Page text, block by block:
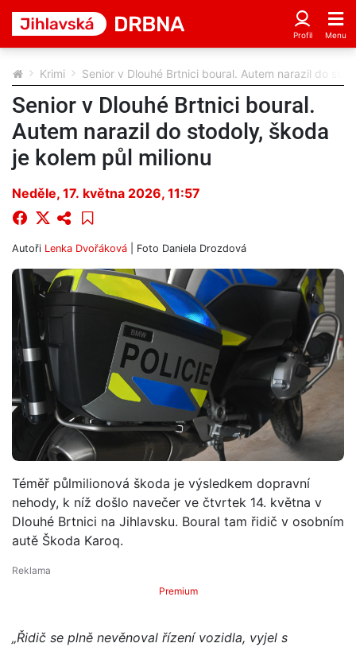
Krimi Senior v Dlouhé Brtnici boural. Autem narazil do
Senior v Dlouhé Brtnici boural.
Autem narazil do stodoly, škoda
je kolem půl milionu
Neděle, 17. května 2026, 11:57
Autoři Lenka Dvořáková | Foto Daniela Drozdová
Téměř půlmilionová škoda je výsledkem dopravní
nehody, k níž došlo navečer ve čtvrtek 14. května v
Dlouhé Brtnici na Jihlavsku. Boural tam řidič v osobním
autě Škoda Karoq.
Premium
„Řidič se plně nevěnoval řízení vozidla, vyjel s